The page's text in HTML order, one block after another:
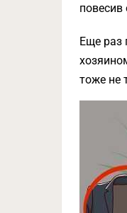
Еще раз
тоже не